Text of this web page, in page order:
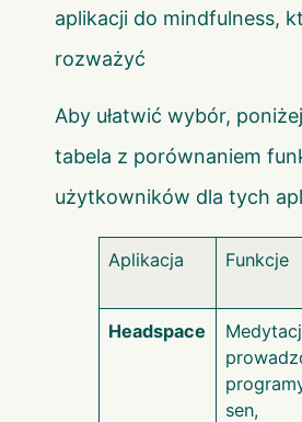
aplikacji do mindfulness,
rozważyć
Aby ułatwić wybór,
tabela z porównaniem
użytkowników dla tych
Aplikacja Funkcje
Headspace
sen,